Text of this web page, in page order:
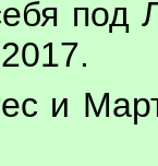
под
и